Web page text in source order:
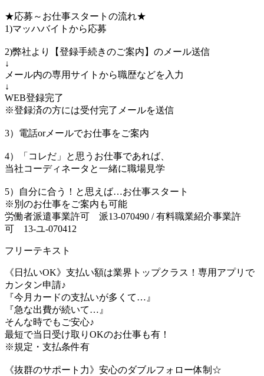
★応募～お仕事スタートの流れ★
1)マッハバイトから応募
2)弊社より【登録手続きのご案内】のメール送信
↓
メール内の専用サイトから職歴などを入力
↓
WEB登録完了
※登録済の方には受付完了メールを送信
3）電話orメールでお仕事をご案内
4）「コレだ」と思うお仕事であれば、
当社コーディネータと一緒に職場見学
5）自分に合う！と思えば…お仕事スタート
※別のお仕事をご案内も可能
労働者派遣事業許可 派13-070490 / 有料職業紹介事業許
可 13-ユ-070412
フリーテキスト
《日払いOK》支払い額は業界トップクラス！専用アプリで
カンタン申請♪
『今月カードの支払いが多くて…』
『急な出費が続いて…』
そんな時でもご安心♪
最短で当日受け取りOKのお仕事も有！
※規定・支払条件有
《抜群のサポート力》安心のダブルフォロー体制☆